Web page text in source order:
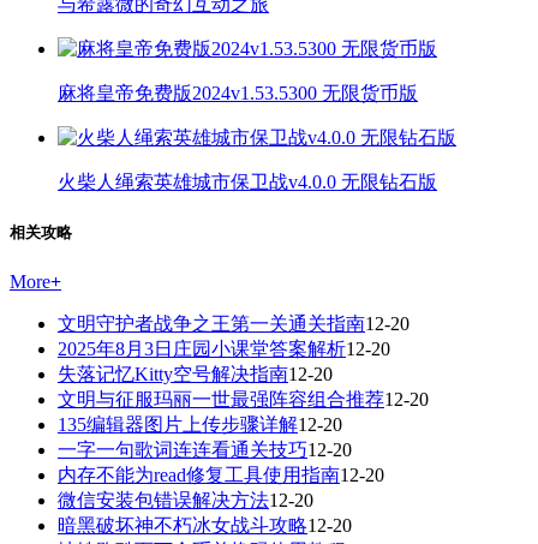
与希露微的奇幻互动之旅
麻将皇帝免费版2024v1.53.5300 无限货币版
火柴人绳索英雄城市保卫战v4.0.0 无限钻石版
相关攻略
More+
文明守护者战争之王第一关通关指南12-20
2025年8月3日庄园小课堂答案解析12-20
失落记忆Kitty空号解决指南12-20
文明与征服玛丽一世最强阵容组合推荐12-20
135编辑器图片上传步骤详解12-20
一字一句歌词连连看通关技巧12-20
内存不能为read修复工具使用指南12-20
微信安装包错误解决方法12-20
暗黑破坏神不朽冰女战斗攻略12-20